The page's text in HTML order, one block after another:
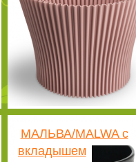
МАЛЬВА/MALWA с
вкладышем